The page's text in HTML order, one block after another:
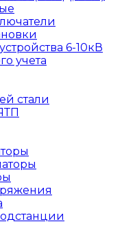
6-10кВ
учета
стали